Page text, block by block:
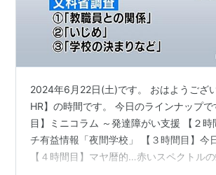
2024年6月22日(土)です。 おはようござ
HR】の時間です。 今日のラインナップ
目】ミニコラム ～発達障がい支援 【２
チ有益情報「夜間学校」 【３時間目】今
【４時間目】マヤ暦的…赤いスペクトル